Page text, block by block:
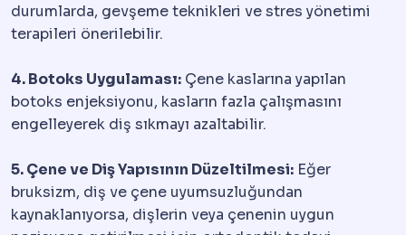
durumlarda, gevşeme teknikleri ve stres yönetimi
terapileri önerilebilir.
4. Botoks Uygulaması: Çene kaslarına yapılan
botoks enjeksiyonu, kasların fazla çalışmasını
engelleyerek diş sıkmayı azaltabilir.
5. Çene ve Diş Yapısının Düzeltilmesi: Eğer
bruksizm, diş ve çene uyumsuzluğundan
kaynaklanıyorsa, dişlerin veya çenenin uygun